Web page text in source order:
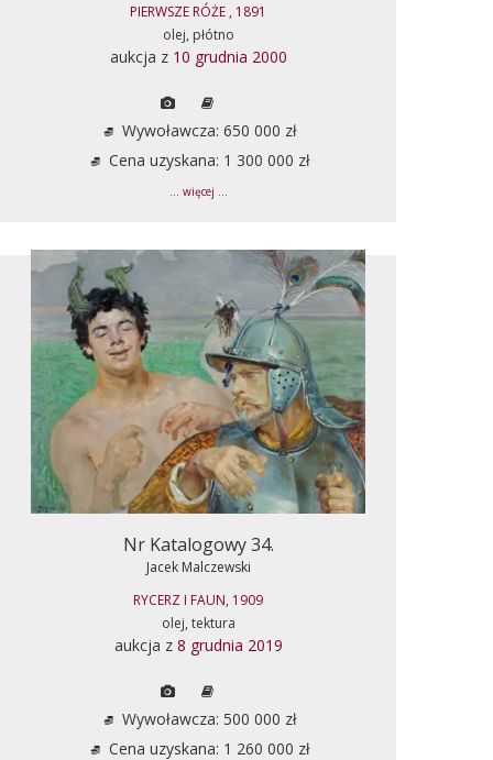
PIERWSZE RÓŻE , 1891
olej, płótno
aukcja z 10 grudnia 2000
Wywoławcza: 650 000 zł
Cena uzyskana: 1 300 000 zł
... więcej ...
Nr Katalogowy 34.
Jacek Malczewski
RYCERZ I FAUN, 1909
olej, tektura
aukcja z 8 grudnia 2019
Wywoławcza: 500 000 zł
Cena uzyskana: 1 260 000 zł